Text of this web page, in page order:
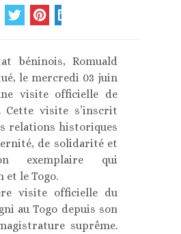
béninois, Romuald
le mercredi 03 juin
visite officielle de
Cette visite s’inscrit
relations historiques
de solidarité et
exemplaire qui
et le Togo.
visite officielle du
au Togo depuis son
suprême.